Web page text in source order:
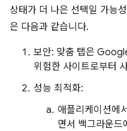
상태가 더 나은 선택일 가능
은 다음과 같습니다.
보안: 맞춤 탭은
위험한 사이트로부터
성능 최적화:
애플리케이션에
면서 백그라운드